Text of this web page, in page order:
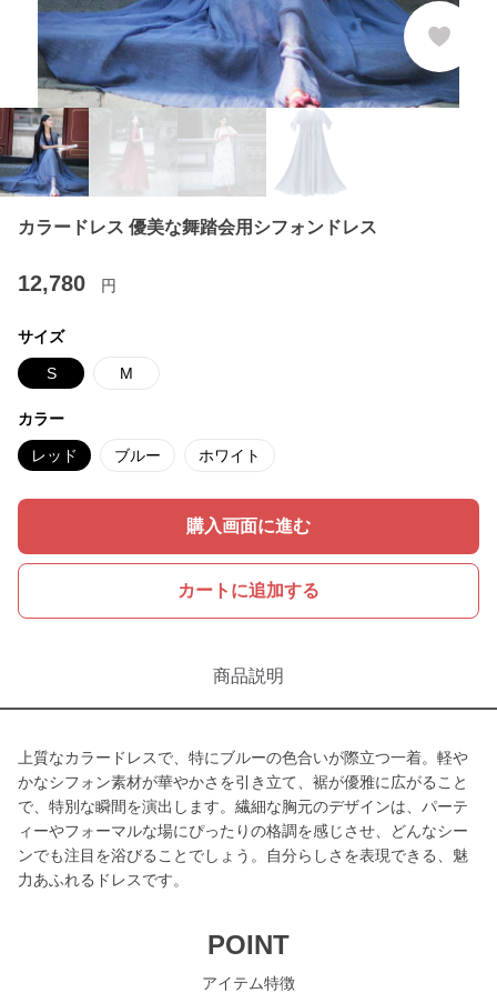
カラードレス 優美な舞踏会用シフォンドレス
12,780 円
サイズ
S M
カラー
レッド ブルー ホワイト
購入画面に進む
カートに追加する
商品説明
上質なカラードレスで、特にブルーの色合いが際立つ一着。軽や
かなシフォン素材が華やかさを引き立て、裾が優雅に広がること
で、特別な瞬間を演出します。繊細な胸元のデザインは、パーテ
ィーやフォーマルな場にぴったりの格調を感じさせ、どんなシー
ンでも注目を浴びることでしょう。自分らしさを表現できる、魅
力あふれるドレスです。
POINT
アイテム特徴